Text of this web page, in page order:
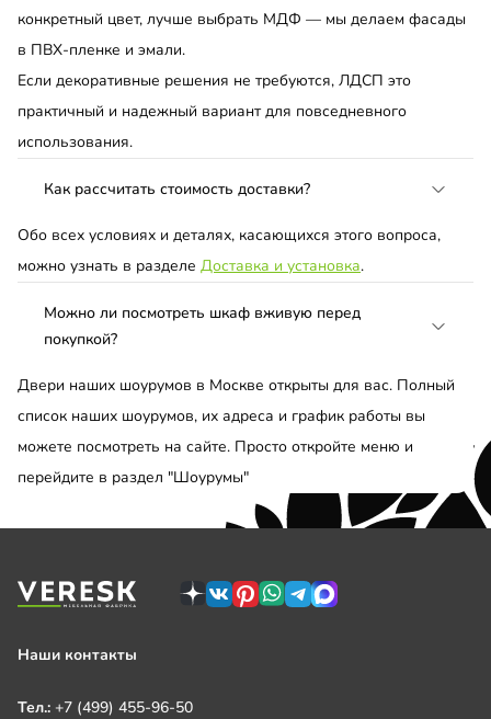
конкретный цвет, лучше выбрать МДФ — мы делаем фасады
в ПВХ-пленке и эмали.
Если декоративные решения не требуются, ЛДСП это
практичный и надежный вариант для повседневного
использования.
Как рассчитать стоимость доставки?
Обо всех условиях и деталях, касающихся этого вопроса,
можно узнать в разделе Доставка и установка.
Можно ли посмотреть шкаф вживую перед
покупкой?
Двери наших шоурумов в Москве открыты для вас. Полный
список наших шоурумов, их адреса и график работы вы
можете посмотреть на сайте. Просто откройте меню и
перейдите в раздел "Шоурумы"
Наши контакты
Тел.: +7 (499) 455-96-50